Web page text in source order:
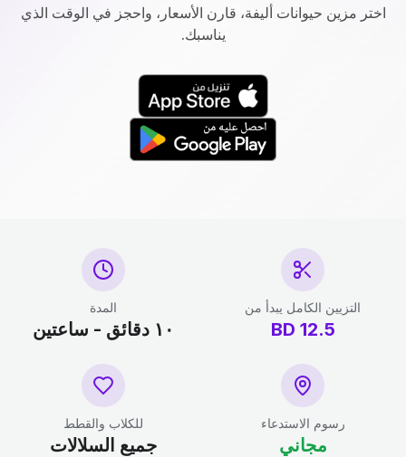
اختر مزين حيوانات أليفة، قارن الأسعار، واحجز في الوقت الذي
يناسبك.
التزيين الكامل يبدأ من
12.5
BD
المدة
١٠ دقائق - ساعتين
رسوم الاستدعاء
مجاني
للكلاب والقطط
جميع السلالات